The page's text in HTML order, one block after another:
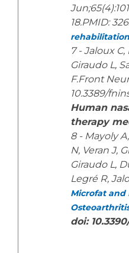
18.PMID:
7 - Jaloux
Giraudo L,
F.Front
10.3389/
Human
therapy
8 - Mayoly
N, Veran J,
Giraudo L,
Legré R,
Microfat and
doi: